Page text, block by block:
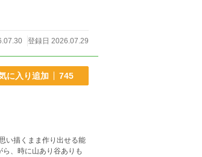
登録日 2026.07.29
に入り追加 745
い描くまま作り出せる能
、時に山あり谷ありも